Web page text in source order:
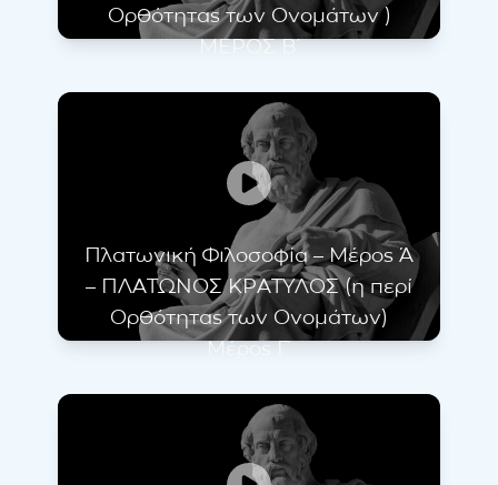
Ορθότητας των Ονομάτων )
ΜΕΡΟΣ Β΄
Πλατωνική Φιλοσοφία – Μέρος Ά
– ΠΛΑΤΩΝΟΣ ΚΡΑΤΥΛΟΣ (η περί
Ορθότητας των Ονομάτων)
Μέρος Γ΄